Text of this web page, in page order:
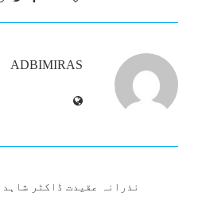
ADBIMIRAS
نذرانہ عقیدت ڈاکٹر شاہد